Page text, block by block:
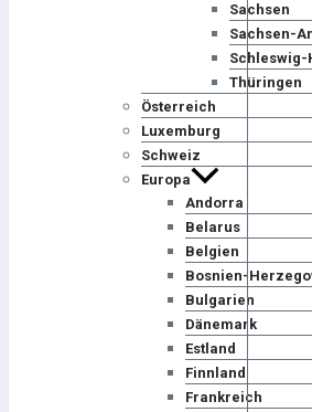
Sachsen
Sachsen-
Schleswig-
Thüringen
Österreich
Luxemburg
Schweiz
Europa
Andorra
Belarus
Belgien
Bosnien-
Bulgarien
Dänemark
Estland
Finnland
Frankreich